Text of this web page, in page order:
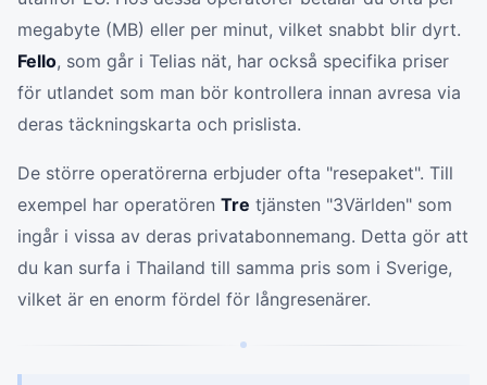
megabyte (MB) eller per minut, vilket snabbt blir dyrt.
Fello, som går i Telias nät, har också specifika priser
för utlandet som man bör kontrollera innan avresa via
deras täckningskarta och prislista.
De större operatörerna erbjuder ofta "resepaket". Till
exempel har operatören Tre tjänsten "3Världen" som
ingår i vissa av deras privatabonnemang. Detta gör att
du kan surfa i Thailand till samma pris som i Sverige,
vilket är en enorm fördel för långresenärer.